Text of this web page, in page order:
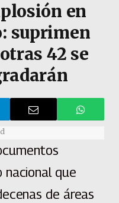
en
suprimen
42 se
nacional que
de áreas